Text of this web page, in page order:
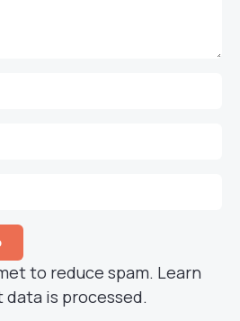
to reduce spam. Learn
is processed.